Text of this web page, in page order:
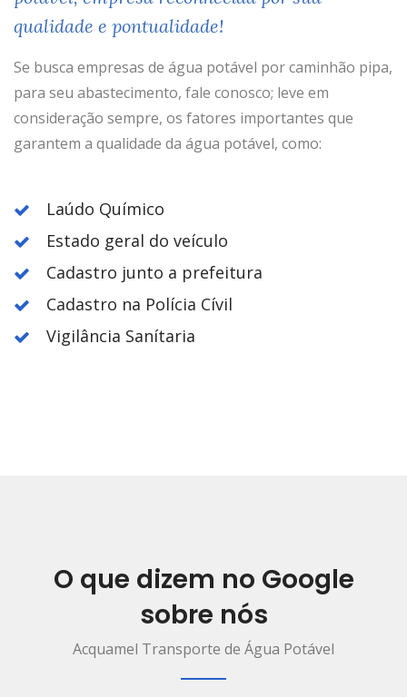
qualidade e pontualidade!
Se busca empresas de água potável por caminhão pipa,
para seu abastecimento, fale conosco; leve em
consideração sempre, os fatores importantes que
garantem a qualidade da água potável, como:
Laúdo Químico
Estado geral do veículo
Cadastro junto a prefeitura
Cadastro na Polícia Cívil
Vigilância Sanítaria
O que dizem no Google
sobre nós
Acquamel Transporte de Água Potável